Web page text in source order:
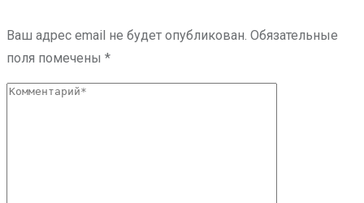
Ваш адрес email не будет опубликован. Обязательные
поля помечены *